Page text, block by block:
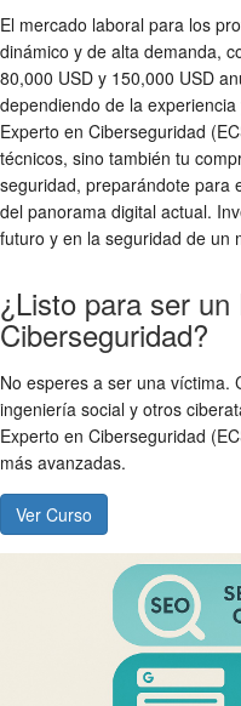
El mercado laboral para los
dinámico y de alta demanda,
80,000 USD y 150,000 USD
dependiendo de la
Experto en Ciberseguridad
técnicos, sino también tu
seguridad, preparándote para
del panorama digital actual.
futuro y en la seguridad de un
¿Listo para ser
Ciberseguridad?
No esperes a ser una víctima.
ingeniería social y otros
Experto en Ciberseguridad
más avanzadas.
Ver Curso